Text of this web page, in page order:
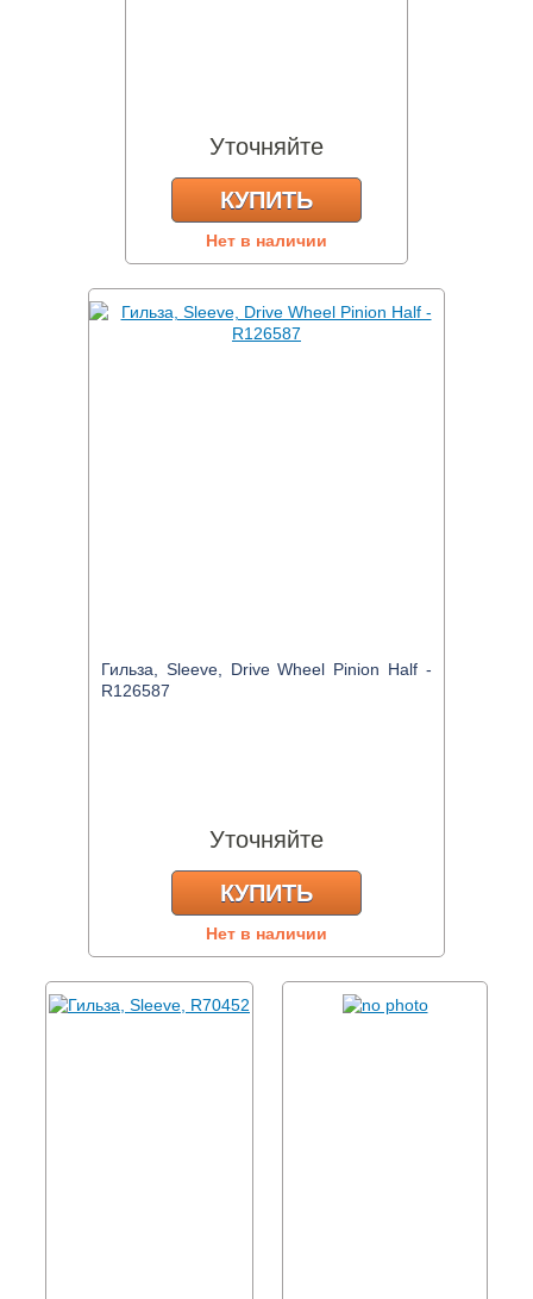
Уточняйте
КУПИТЬ
Нет в наличии
Гильза, Sleeve, Drive Wheel Pinion Half -
R126587
Уточняйте
КУПИТЬ
Нет в наличии